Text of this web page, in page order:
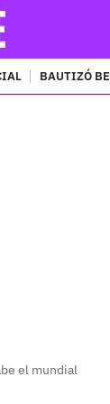
BAUTIZÓ
el mundial